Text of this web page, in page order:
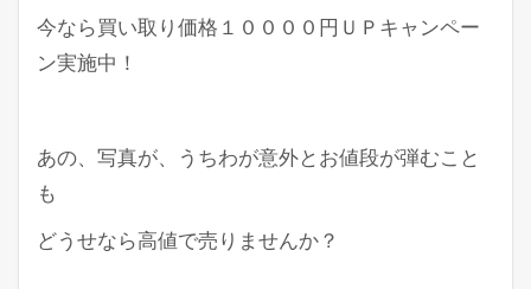
今なら買い取り価格１００００円ＵＰキャンペー
ン実施中！
あの、写真が、うちわが意外とお値段が弾むこと
も
どうせなら高値で売りませんか？